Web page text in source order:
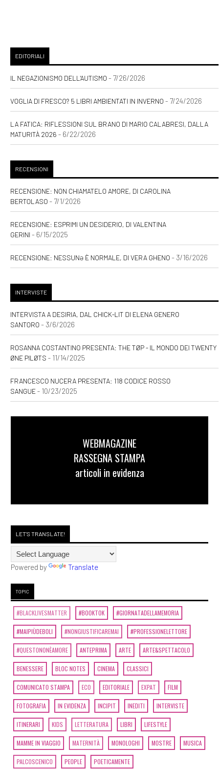
EDITORIALI
IL NEGAZIONISMO DELL'AUTISMO - 7/26/2026
VOGLIA DI FRESCO? 5 LIBRI AMBIENTATI IN INVERNO - 7/24/2026
LA FATICA: RIFLESSIONI SUL BRANO DI MARIO CALABRESI, DALLA
MATURITÀ 2026 - 6/22/2026
RECENSIONI
RECENSIONE: NON CHIAMATELO AMORE, DI CAROLINA
BERTOLASO - 7/1/2026
RECENSIONE: ESPRIMI UN DESIDERIO, DI VALENTINA
GERINI - 6/15/2025
RECENSIONE: NESSUNƏ È NORMALE, DI VERA GHENO - 3/16/2026
INTERVISTE
INTERVISTA A DESIRIA, DAL CHICK-LIT DI ELENA GENERO
SANTORO - 3/6/2026
ROSANNA COSTANTINO PRESENTA: THE TØP - IL MONDO DEI TWENTY
ØNE PILØTS - 11/14/2025
FRANCESCO NUCERA PRESENTA: 118 CODICE ROSSO
SANGUE- 10/23/2025
WEBMAGAZINE
RASSEGNA STAMPA
articoli in evidenza
LET'S TRANSLATE!
Powered by Translate
TOPIC
#BLACKLIVESMATTER #BOOKTOK #GIORNATADELLAMEMORIA
#MAIPIÙDEBOLI #NONGIUSTIFICAREMAI #PROFESSIONELETTORE
#QUESTONONÈAMORE ANTEPRIMA ARTE ARTE&SPETTACOLO
BENESSERE BLOC NOTES CINEMA CLASSICI
COMUNICATO STAMPA ECO EDITORIALE EXPAT FILM
FOTOGRAFIA IN EVIDENZA INCIPIT INEDITI INTERVISTE
ITINERARI KIDS LETTERATURA LIBRI LIFESTYLE
MAMME IN VIAGGIO MATERNITÀ MONOLOGHI MOSTRE MUSICA
PALCOSCENICO PEOPLE POETICAMENTE